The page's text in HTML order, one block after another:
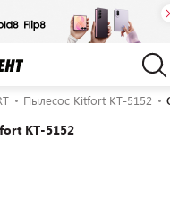
Пылесос Kitfort КТ-5152
КТ-5152